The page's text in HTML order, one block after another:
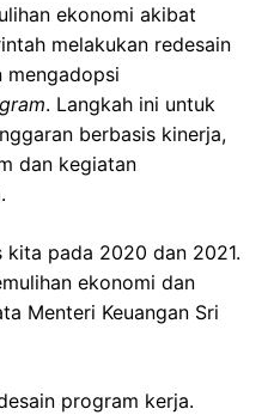
ekonomi akibat
melakukan redesain
mengadopsi
. Langkah ini untuk
berbasis kinerja,
dan kegiatan
pada 2020 dan 2021.
ekonomi dan
Menteri Keuangan Sri
program kerja.